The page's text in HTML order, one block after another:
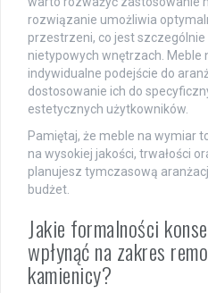
rozwiązanie umożliwia
przestrzeni, co jest szczególnie
nietypowych wnętrzach. Meble
indywidualne podejście do
dostosowanie ich do
estetycznych użytkowników.
Pamiętaj, że meble na wymiar
na wysokiej jakości, trwałości
planujesz tymczasową
budżet.
Jakie formalności
wpłynąć na zakres
kamienicy?